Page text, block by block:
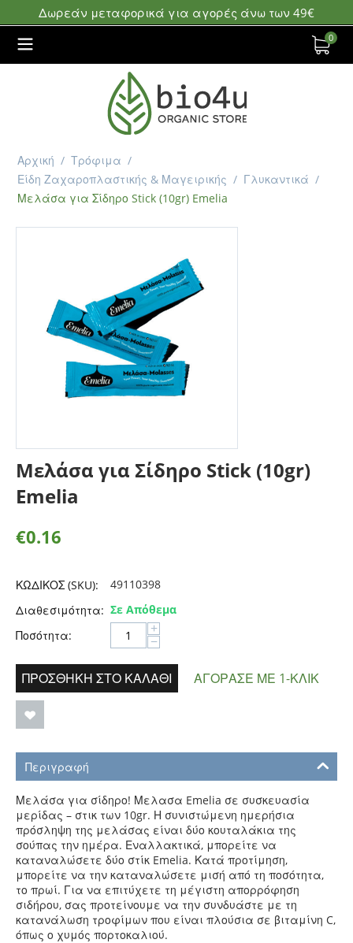
Δωρεάν μεταφορικά για αγορές άνω των 49€
0
Αρχική / Τρόφιμα /
Είδη Ζαχαροπλαστικής & Μαγειρικής / Γλυκαντικά /
Μελάσα για Σίδηρο Stick (10gr) Emelia
Μελάσα για Σίδηρο Stick (10gr)
Emelia
€0.16
ΚΩΔΙΚΟΣ (SKU):
49110398
Διαθεσιμότητα: Σε Απόθεμα
Ποσότητα:
+
−
ΠΡΟΣΘΉΚΗ ΣΤΟ ΚΑΛΆΘΙ ΑΓΌΡΑΣΕ ΜΕ 1-ΚΛΙΚ
Περιγραφή
Μελάσα για σίδηρο! Μελασα Emelia σε συσκευασία
μερίδας – στικ των 10gr. Η συνιστώμενη ημερήσια
πρόσληψη της μελάσας είναι δύο κουταλάκια της
σούπας την ημέρα. Εναλλακτικά, μπορείτε να
καταναλώσετε δύο στίκ Emelia. Κατά προτίμηση,
μπορείτε να την καταναλώσετε μισή από τη ποσότητα,
το πρωί. Για να επιτύχετε τη μέγιστη απορρόφηση
σιδήρου, σας προτείνουμε να την συνδυάστε με τη
κατανάλωση τροφίμων που είναι πλούσια σε βιταμίνη C,
όπως ο χυμός πορτοκαλιού.